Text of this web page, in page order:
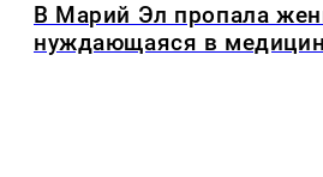
В Марий Эл пропала
нуждающаяся в